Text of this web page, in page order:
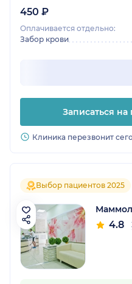
450 ₽
Оплачивается отдельно:
Забор крови
Записаться
Клиника перезвонит
Выбор пациентов 2025
4.8